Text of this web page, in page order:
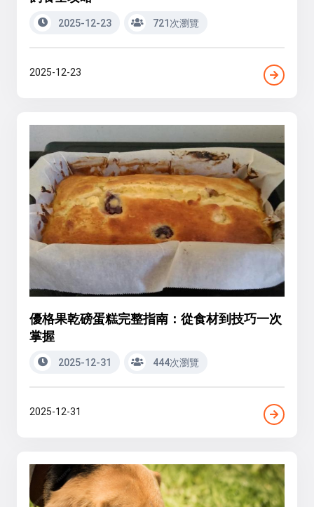
2025-12-23 721次瀏覽
2025-12-23
優格果乾磅蛋糕完整指南：從食材到技巧一次
掌握
2025-12-31 444次瀏覽
2025-12-31